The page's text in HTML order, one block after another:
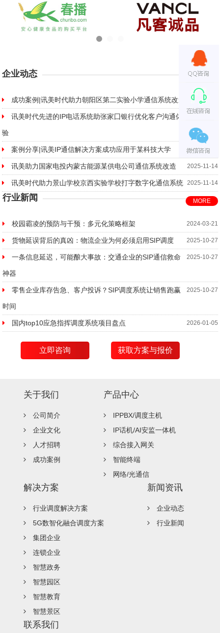
MORE
企业动态
2023-11-10
成功案例|讯美时代助力朝阳区第二实验小学通信系统改造
讯美时代先进的IP电话系统助张家囗银行优化客户沟通体
验
2025-11-14
案例分享|讯美IP通信解决方案成功应用于某科技大学
2025-11-14
讯美助力国家电投内蒙古能源某供电公司通信系统改造
2025-11-14
讯美时代助力景山学校京西实验学校打字数字化通信系统
MORE
行业新闻
2024-03-21
校园霸凌的预防与干预：多元化策略框架
2025-10-27
货物延误背后的真凶：物流企业为何必须启用SIP调度
2025-10-27
一条信息延迟，可能酿大事故：交通企业的SIP通信救命
神器
2025-10-27
零售企业库存告急、客户投诉？SIP调度系统让销售跑赢
时间
2026-01-05
国内top10应急指挥调度系统项目盘点
立即咨询 获取方案与报价
关于我们
公司简介
企业文化
人才招聘
成功案例
产品中心
IPPBX/调度主机
IP话机/AI安监一体机
综合接入网关
智能终端
网络/光通信
解决方案
行业调度解决方案
5G数智化融合调度方案
集团企业
连锁企业
智慧政务
智慧园区
智慧教育
智慧景区
新闻资讯
企业动态
行业新闻
联系我们